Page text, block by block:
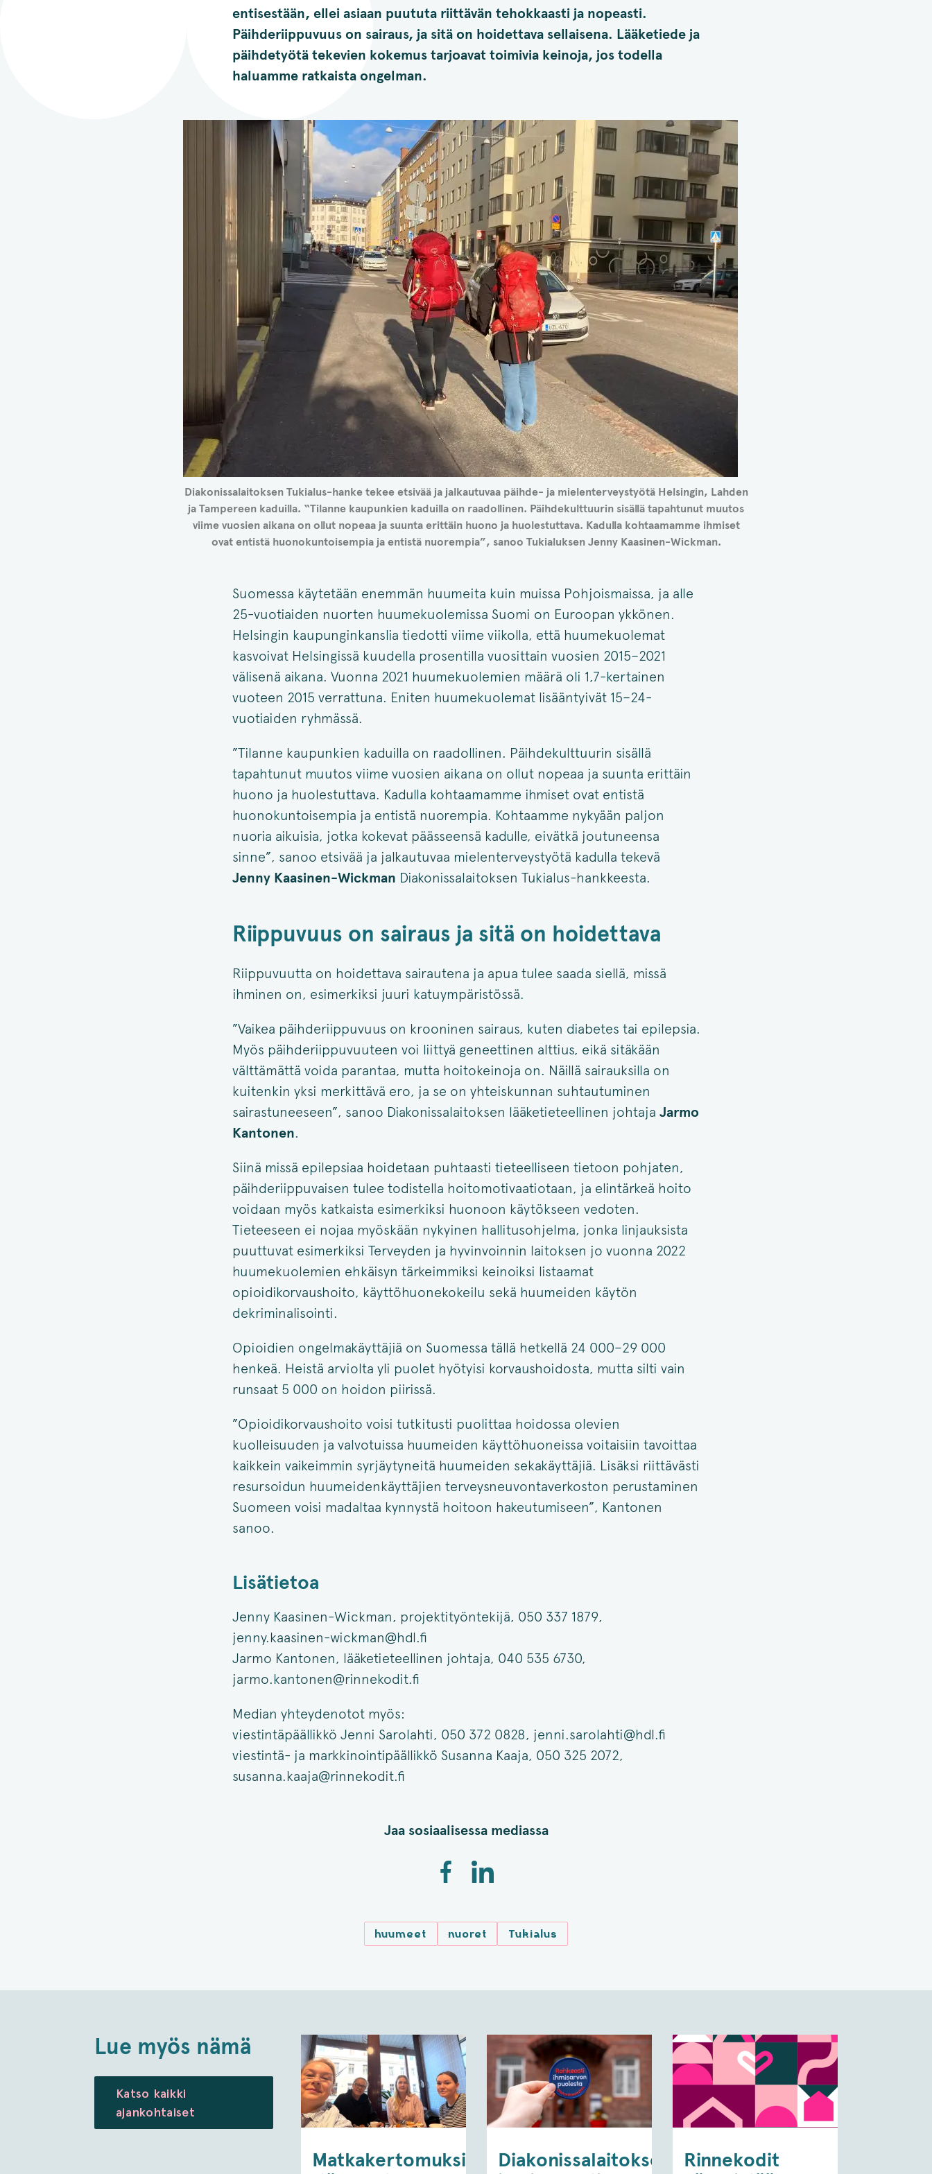
entisestään, ellei asiaan puututa riittävän tehokkaasti ja nopeasti.
Päihderiippuvuus on sairaus, ja sitä on hoidettava sellaisena. Lääketiede ja
päihdetyötä tekevien kokemus tarjoavat toimivia keinoja, jos todella
haluamme ratkaista ongelman.
Diakonissalaitoksen Tukialus-hanke tekee etsivää ja jalkautuvaa päihde- ja mielenterveystyötä Helsingin, Lahden
ja Tampereen kaduilla. “Tilanne kaupunkien kaduilla on raadollinen. Päihdekulttuurin sisällä tapahtunut muutos
viime vuosien aikana on ollut nopeaa ja suunta erittäin huono ja huolestuttava. Kadulla kohtaamamme ihmiset
ovat entistä huonokuntoisempia ja entistä nuorempia”, sanoo Tukialuksen Jenny Kaasinen-Wickman.
Suomessa käytetään enemmän huumeita kuin muissa Pohjoismaissa, ja alle
25-vuotiaiden nuorten huumekuolemissa Suomi on Euroopan ykkönen.
Helsingin kaupunginkanslia tiedotti viime viikolla, että huumekuolemat
kasvoivat Helsingissä kuudella prosentilla vuosittain vuosien 2015–2021
välisenä aikana. Vuonna 2021 huumekuolemien määrä oli 1,7-kertainen
vuoteen 2015 verrattuna. Eniten huumekuolemat lisääntyivät 15–24-
vuotiaiden ryhmässä.
”Tilanne kaupunkien kaduilla on raadollinen. Päihdekulttuurin sisällä
tapahtunut muutos viime vuosien aikana on ollut nopeaa ja suunta erittäin
huono ja huolestuttava. Kadulla kohtaamamme ihmiset ovat entistä
huonokuntoisempia ja entistä nuorempia. Kohtaamme nykyään paljon
nuoria aikuisia, jotka kokevat päässeensä kadulle, eivätkä joutuneensa
sinne”, sanoo etsivää ja jalkautuvaa mielenterveystyötä kadulla tekevä
Jenny Kaasinen-Wickman Diakonissalaitoksen Tukialus-hankkeesta.
Riippuvuus on sairaus ja sitä on hoidettava
Riippuvuutta on hoidettava sairautena ja apua tulee saada siellä, missä
ihminen on, esimerkiksi juuri katuympäristössä.
”Vaikea päihderiippuvuus on krooninen sairaus, kuten diabetes tai epilepsia.
Myös päihderiippuvuuteen voi liittyä geneettinen alttius, eikä sitäkään
välttämättä voida parantaa, mutta hoitokeinoja on. Näillä sairauksilla on
kuitenkin yksi merkittävä ero, ja se on yhteiskunnan suhtautuminen
sairastuneeseen”, sanoo Diakonissalaitoksen lääketieteellinen johtaja Jarmo
Kantonen.
Siinä missä epilepsiaa hoidetaan puhtaasti tieteelliseen tietoon pohjaten,
päihderiippuvaisen tulee todistella hoitomotivaatiotaan, ja elintärkeä hoito
voidaan myös katkaista esimerkiksi huonoon käytökseen vedoten.
Tieteeseen ei nojaa myöskään nykyinen hallitusohjelma, jonka linjauksista
puuttuvat esimerkiksi Terveyden ja hyvinvoinnin laitoksen jo vuonna 2022
huumekuolemien ehkäisyn tärkeimmiksi keinoiksi listaamat
opioidikorvaushoito, käyttöhuonekokeilu sekä huumeiden käytön
dekriminalisointi.
Opioidien ongelmakäyttäjiä on Suomessa tällä hetkellä 24 000–29 000
henkeä. Heistä arviolta yli puolet hyötyisi korvaushoidosta, mutta silti vain
runsaat 5 000 on hoidon piirissä.
”Opioidikorvaushoito voisi tutkitusti puolittaa hoidossa olevien
kuolleisuuden ja valvotuissa huumeiden käyttöhuoneissa voitaisiin tavoittaa
kaikkein vaikeimmin syrjäytyneitä huumeiden sekakäyttäjiä. Lisäksi riittävästi
resursoidun huumeidenkäyttäjien terveysneuvontaverkoston perustaminen
Suomeen voisi madaltaa kynnystä hoitoon hakeutumiseen”, Kantonen
sanoo.
Lisätietoa
Jenny Kaasinen-Wickman, projektityöntekijä, 050 337 1879,
jenny.kaasinen-wickman@hdl.fi
Jarmo Kantonen, lääketieteellinen johtaja, 040 535 6730,
jarmo.kantonen@rinnekodit.fi
Median yhteydenotot myös:
viestintäpäällikkö Jenni Sarolahti, 050 372 0828, jenni.sarolahti@hdl.fi
viestintä- ja markkinointipäällikkö Susanna Kaaja, 050 325 2072,
susanna.kaaja@rinnekodit.fi
Jaa sosiaalisessa mediassa
huumeet nuoret Tukialus
Lue myös nämä
Katso kaikki
ajankohtaiset
Matkakertomuksia
Diakonissalaitoksen
Rinnekodit